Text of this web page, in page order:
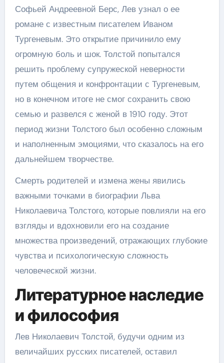
Софьей Андреевной Берс, Лев узнал о ее
романе с известным писателем Иваном
Тургеневым. Это открытие причинило ему
огромную боль и шок. Толстой попытался
решить проблему супружеской неверности
путем общения и конфронтации с Тургеневым,
но в конечном итоге не смог сохранить свою
семью и развелся с женой в 1910 году. Этот
период жизни Толстого был особенно сложным
и наполненным эмоциями, что сказалось на его
дальнейшем творчестве.
Смерть родителей и измена жены явились
важными точками в биографии Льва
Николаевича Толстого, которые повлияли на его
взгляды и вдохновили его на создание
множества произведений, отражающих глубокие
чувства и психологическую сложность
человеческой жизни.
Литературное наследие
и философия
Лев Николаевич Толстой, будучи одним из
величайших русских писателей, оставил